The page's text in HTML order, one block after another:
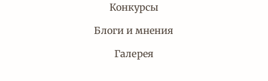
Конкурсы
Блоги и мнения
Галерея